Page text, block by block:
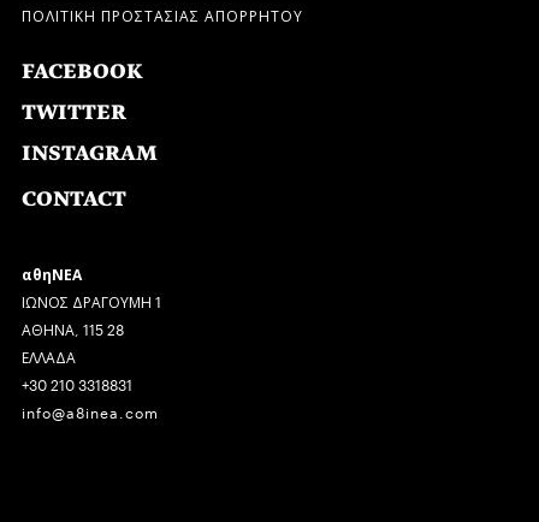
ΠΟΛΙΤΙΚΗ ΠΡΟΣΤΑΣΙΑΣ ΑΠΟΡΡΗΤΟΥ
FACEBOOK
TWITTER
INSTAGRAM
CONTACT
αθηΝΕΑ
ΙΩΝΟΣ ΔΡΑΓΟΥΜΗ 1
ΑΘΗΝΑ, 115 28
ΕΛΛΑΔΑ
+30 210 3318831
info@a8inea.com